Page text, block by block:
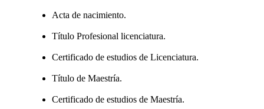
Acta de nacimiento.
Título Profesional licenciatura.
Certificado de estudios de Licenciatura.
Título de Maestría.
Certificado de estudios de Maestría.